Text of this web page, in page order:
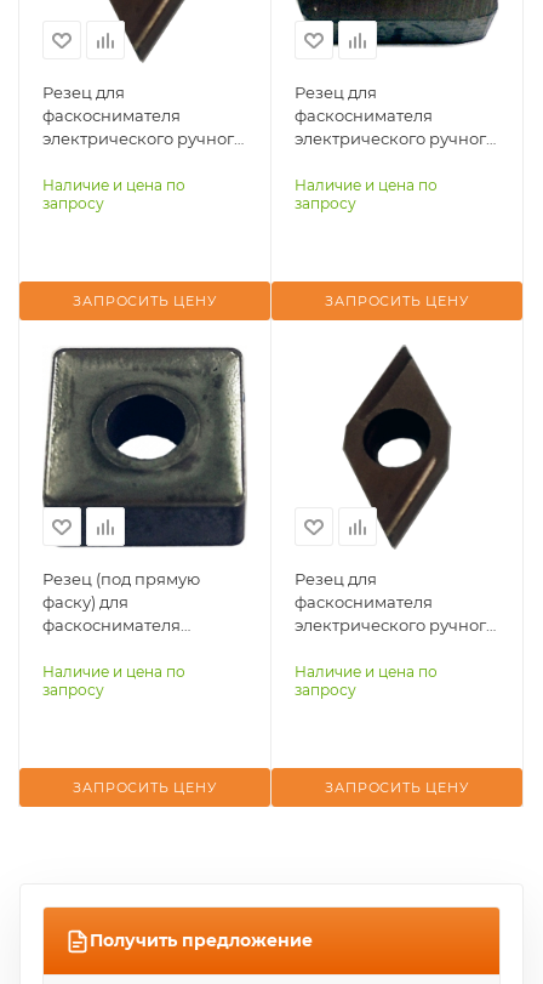
Резец для
фаскоснимателя
электрического ручного
Наличие и цена по
запросу
ЗАПРОСИТЬ ЦЕНУ
Резец для
фаскоснимателя
электрического ручного
Наличие и цена по
запросу
ЗАПРОСИТЬ ЦЕНУ
Резец (под прямую
фаску) для
фаскоснимателя
ручного SA8727
Наличие и цена по
запросу
ЗАПРОСИТЬ ЦЕНУ
Резец для
фаскоснимателя
электрического ручного
Наличие и цена по
запросу
ЗАПРОСИТЬ ЦЕНУ
Получить предложение